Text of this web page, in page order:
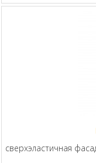
сверхэластичная